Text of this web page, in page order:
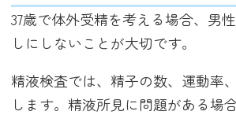
37歳で体外受精を考える場合、男
しにしないことが大切です。
精液検査では、精子の数、運動率
します。精液所見に問題がある場